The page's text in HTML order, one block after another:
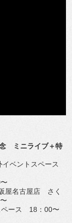
ミニライブ＋特
ベントスペース
屋名古屋店 さく
ペース 18：00〜